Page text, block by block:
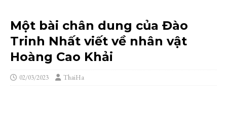
Một bài chân dung của Đào
Trinh Nhất viết về nhân vật
Hoàng Cao Khải
02/03/2023 ThaiHa